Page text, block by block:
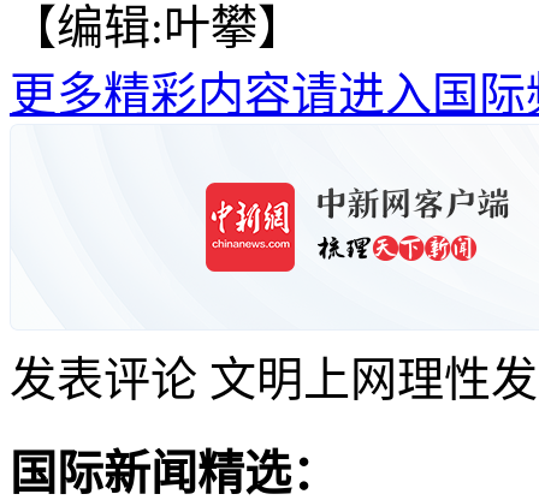
【编辑:叶攀】
更多精彩内容请进入国际
发表评论 文明上网理性
国际新闻精选：